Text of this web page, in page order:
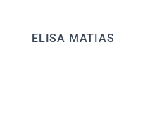
ELISA MATIAS